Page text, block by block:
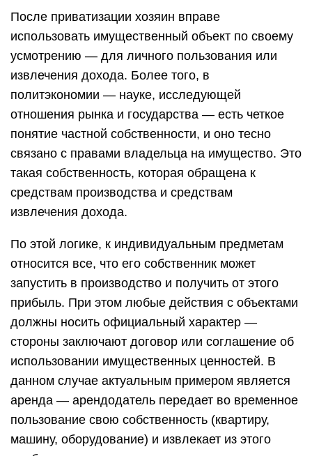
После приватизации хозяин вправе
использовать имущественный объект по своему
усмотрению — для личного пользования или
извлечения дохода. Более того, в
политэкономии — науке, исследующей
отношения рынка и государства — есть четкое
понятие частной собственности, и оно тесно
связано с правами владельца на имущество. Это
такая собственность, которая обращена к
средствам производства и средствам
извлечения дохода.
По этой логике, к индивидуальным предметам
относится все, что его собственник может
запустить в производство и получить от этого
прибыль. При этом любые действия с объектами
должны носить официальный характер —
стороны заключают договор или соглашение об
использовании имущественных ценностей. В
данном случае актуальным примером является
аренда — арендодатель передает во временное
пользование свою собственность (квартиру,
машину, оборудование) и извлекает из этого